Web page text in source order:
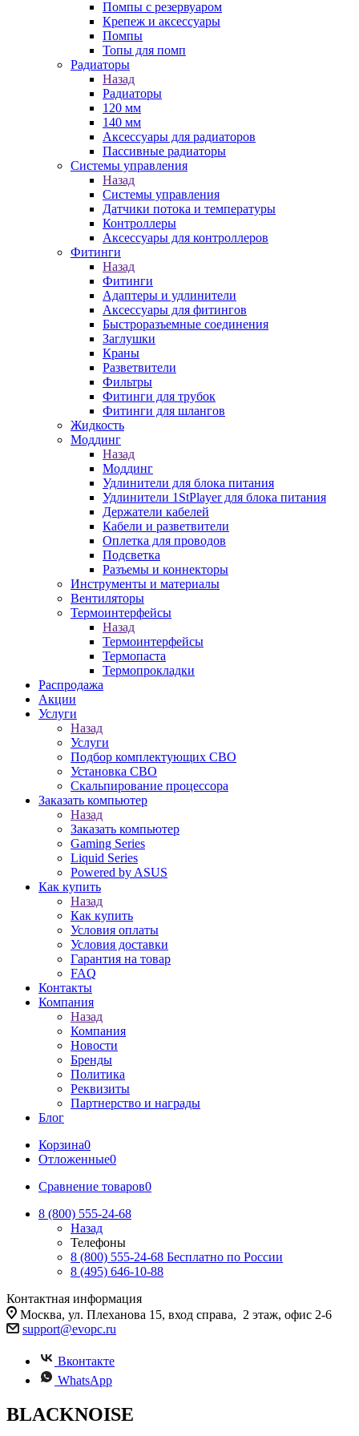
Помпы с резервуаром
Крепеж и аксессуары
Помпы
Топы для помп
Радиаторы
Назад
Радиаторы
120 мм
140 мм
Аксессуары для радиаторов
Пассивные радиаторы
Системы управления
Назад
Системы управления
Датчики потока и температуры
Контроллеры
Аксессуары для контроллеров
Фитинги
Назад
Фитинги
Адаптеры и удлинители
Аксессуары для фитингов
Быстроразъемные соединения
Заглушки
Краны
Разветвители
Фильтры
Фитинги для трубок
Фитинги для шлангов
Жидкость
Моддинг
Назад
Моддинг
Удлинители для блока питания
Удлинители 1StPlayer для блока питания
Держатели кабелей
Кабели и разветвители
Оплетка для проводов
Подсветка
Разъемы и коннекторы
Инструменты и материалы
Вентиляторы
Термоинтерфейсы
Назад
Термоинтерфейсы
Термопаста
Термопрокладки
Распродажа
Акции
Услуги
Назад
Услуги
Подбор комплектующих СВО
Установка СВО
Скальпирование процессора
Заказать компьютер
Назад
Заказать компьютер
Gaming Series
Liquid Series
Powered by ASUS
Как купить
Назад
Как купить
Условия оплаты
Условия доставки
Гарантия на товар
FAQ
Контакты
Компания
Назад
Компания
Новости
Бренды
Политика
Реквизиты
Партнерство и награды
Блог
Корзина0
Отложенные0
Сравнение товаров0
8 (800) 555-24-68
Назад
Телефоны
8 (800) 555-24-68 Бесплатно по России
8 (495) 646-10-88
Контактная информация
Москва, ул. Плеханова 15, вход справа, 2 этаж, офис 2-6
support@evopc.ru
Вконтакте
WhatsApp
BLACKNOISE